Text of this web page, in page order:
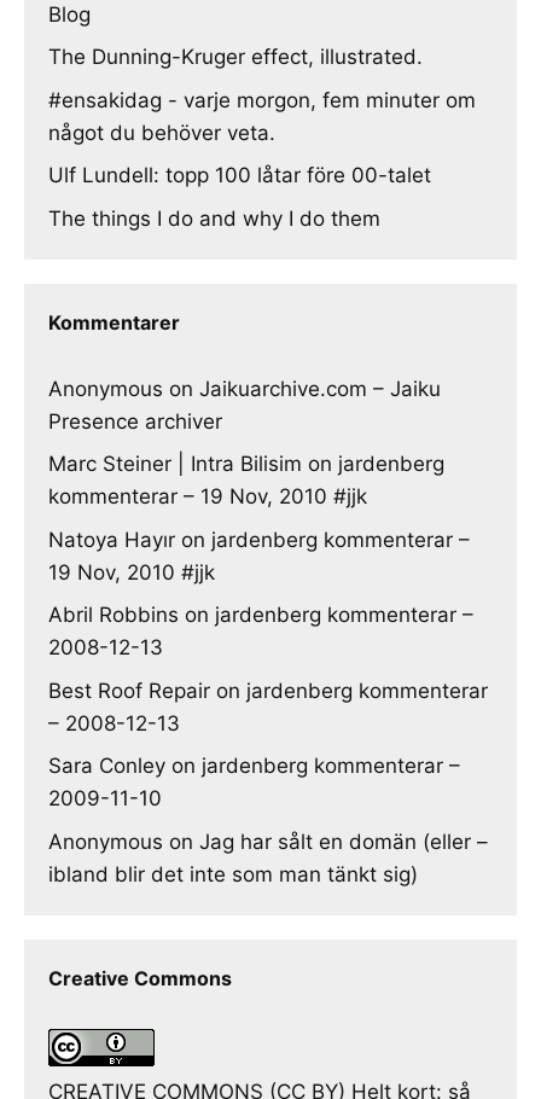
Blog
The Dunning-Kruger effect, illustrated.
#ensakidag - varje morgon, fem minuter om
något du behöver veta.
Ulf Lundell: topp 100 låtar före 00-talet
The things I do and why I do them
Kommentarer
Anonymous on Jaikuarchive.com – Jaiku
Presence archiver
Marc Steiner | Intra Bilisim on jardenberg
kommenterar – 19 Nov, 2010 #jjk
Natoya Hayır on jardenberg kommenterar –
19 Nov, 2010 #jjk
Abril Robbins on jardenberg kommenterar –
2008-12-13
Best Roof Repair on jardenberg kommenterar
– 2008-12-13
Sara Conley on jardenberg kommenterar –
2009-11-10
Anonymous on Jag har sålt en domän (eller –
ibland blir det inte som man tänkt sig)
Creative Commons
CREATIVE COMMONS (CC BY) Helt kort: så